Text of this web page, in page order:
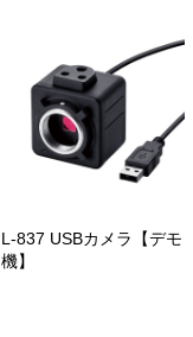
L-837 USBカメラ【デモ
機】